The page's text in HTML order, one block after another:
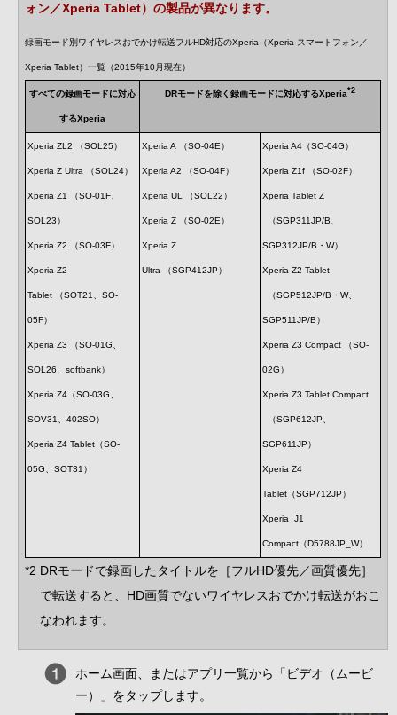
ォン／Xperia Tablet）の製品が異なります。
録画モード別ワイヤレスおでかけ転送フルHD対応のXperia（Xperia スマートフォン／
Xperia Tablet）一覧（2015年10月現在）
すべての録画モードに対応
するXperia
DRモードを除く録画モードに対応するXperia*2
Xperia ZL2 （SOL25）
Xperia Z Ultra （SOL24）
Xperia Z1 （SO-01F、
SOL23）
Xperia Z2 （SO-03F）
Xperia Z2
Tablet （SOT21、SO-
05F）
Xperia Z3 （SO-01G、
SOL26、softbank）
Xperia Z4（SO-03G、
SOV31、402SO）
Xperia Z4 Tablet（SO-
05G、SOT31）
Xperia A （SO-04E）
Xperia A2 （SO-04F）
Xperia UL （SOL22）
Xperia Z （SO-02E）
Xperia Z
Ultra （SGP412JP）
Xperia A4（SO-04G）
Xperia Z1f （SO-02F）
Xperia Tablet Z
（SGP311JP/B、
SGP312JP/B・W）
Xperia Z2 Tablet
（SGP512JP/B・W、
SGP511JP/B）
Xperia Z3 Compact （SO-
02G）
Xperia Z3 Tablet Compact
（SGP612JP、
SGP611JP）
Xperia Z4
Tablet（SGP712JP）
Xperia J1
Compact（D5788JP_W）
*2 DRモードで録画したタイトルを［フルHD優先／画質優先］
で転送すると、HD画質でないワイヤレスおでかけ転送がおこ
なわれます。
ホーム画面、またはアプリ一覧から「ビデオ（ムービ
ー）」をタップします。